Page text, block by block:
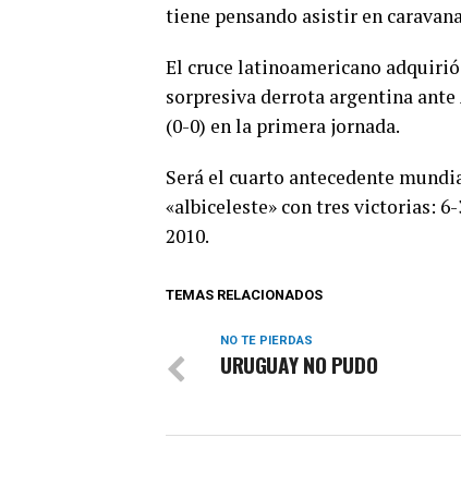
tiene pensando asistir en
El cruce latinoamericano
sorpresiva derrota argentina
(0-0) en la primera jornada.
Será el cuarto antecedente
«albiceleste» con tres victorias:
2010.
TEMAS RELACIONADOS
NO TE PIERDAS
URUGUAY NO PUDO